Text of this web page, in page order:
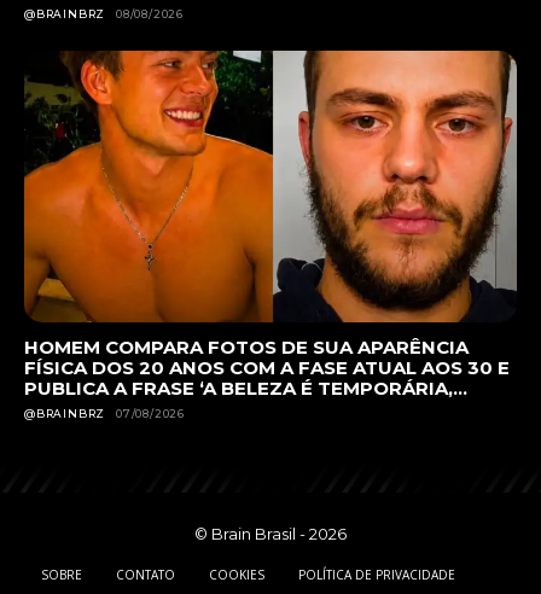
@BRAINBRZ 08/08/2026
HOMEM COMPARA FOTOS DE SUA APARÊNCIA
FÍSICA DOS 20 ANOS COM A FASE ATUAL AOS 30 E
PUBLICA A FRASE ‘A BELEZA É TEMPORÁRIA,...
@BRAINBRZ 07/08/2026
© Brain Brasil - 2026
SOBRE CONTATO COOKIES POLÍTICA DE PRIVACIDADE